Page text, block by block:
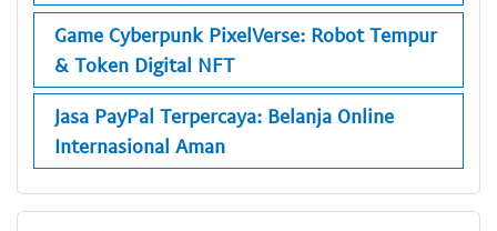
Game Cyberpunk PixelVerse: Robot Tempur
& Token Digital NFT
Jasa PayPal Terpercaya: Belanja Online
Internasional Aman